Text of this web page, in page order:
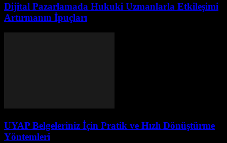
Dijital Pazarlamada Hukuki Uzmanlarla Etkileşimi
Artırmanın İpuçları
UYAP Belgeleriniz İçin Pratik ve Hızlı Dönüştürme
Yöntemleri